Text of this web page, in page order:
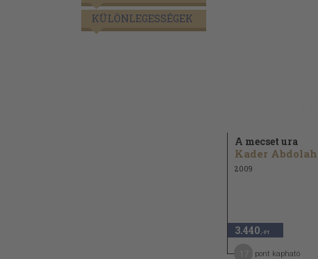
KÜLÖNLEGESSÉGEK
A mecset ura
Kader Abdolah
2009
3.440 ,-Ft
pont kapható